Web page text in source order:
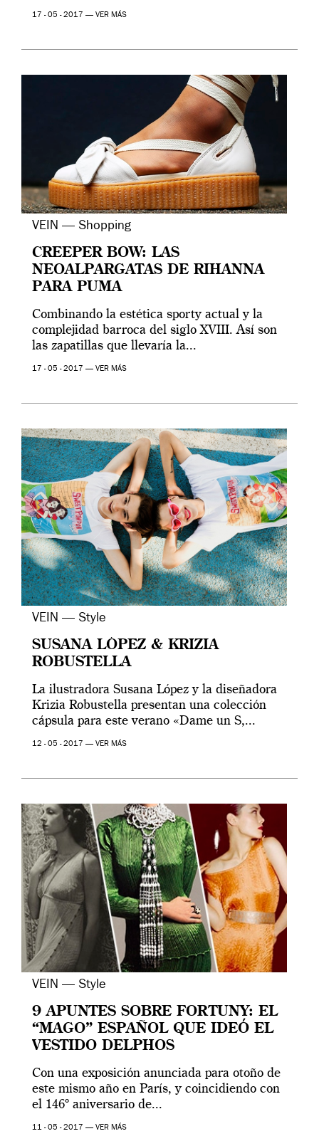
17 - 05 - 2017 — VER MÁS
VEIN — Shopping
CREEPER BOW: LAS
NEOALPARGATAS DE RIHANNA
PARA PUMA
Combinando la estética sporty actual y la
complejidad barroca del siglo XVIII. Así son
las zapatillas que llevaría la...
17 - 05 - 2017 — VER MÁS
VEIN — Style
SUSANA LÓPEZ & KRIZIA
ROBUSTELLA
La ilustradora Susana López y la diseñadora
Krizia Robustella presentan una colección
cápsula para este verano «Dame un S,...
12 - 05 - 2017 — VER MÁS
VEIN — Style
9 APUNTES SOBRE FORTUNY: EL
“MAGO” ESPAÑOL QUE IDEÓ EL
VESTIDO DELPHOS
Con una exposición anunciada para otoño de
este mismo año en París, y coincidiendo con
el 146º aniversario de...
11 - 05 - 2017 — VER MÁS